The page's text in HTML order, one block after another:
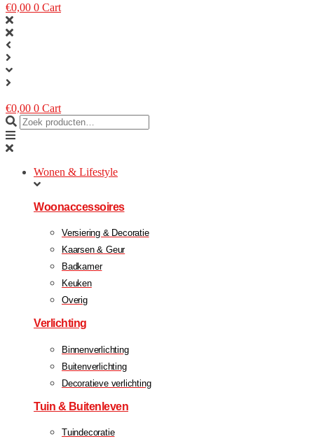
€0,00 0 Cart
€0,00 0 Cart
Wonen & Lifestyle
Woonaccessoires
Versiering & Decoratie
Kaarsen & Geur
Badkamer
Keuken
Overig
Verlichting
Binnenverlichting
Buitenverlichting
Decoratieve verlichting
Tuin & Buitenleven
Tuindecoratie